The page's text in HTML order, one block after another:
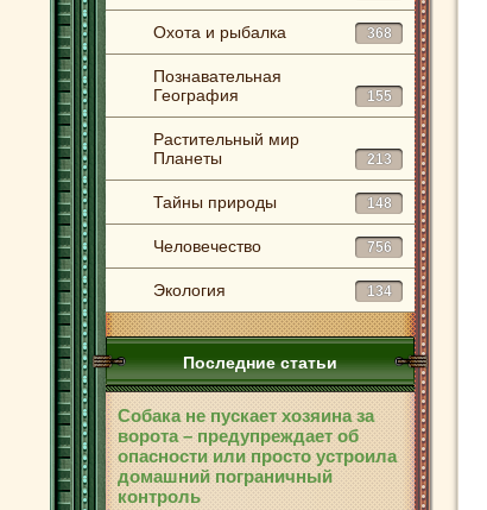
Охота и рыбалка 368
Познавательная
География
155
Растительный мир
Планеты
213
Тайны природы 148
Человечество 756
Экология 134
Последние статьи
Собака не пускает хозяина за
ворота – предупреждает об
опасности или просто устроила
домашний пограничный
контроль